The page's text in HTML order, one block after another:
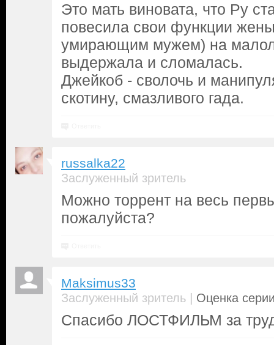
Это мать виновата, что Ру
повесила свои функции
умирающим мужем) на
выдержала и сломалась.
Джейкоб - сволочь и
скотину, смазливого гада.
russalka22
Заслуженный зритель
Можно торрент на весь
пожалуйста?
Maksimus33
Заслуженный зритель | Оценка
Спасибо ЛОСТФИЛЬМ за